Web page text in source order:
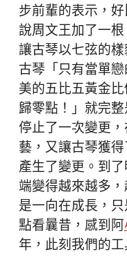
步前輩的表示，
說周文王加了一
讓古琴以七弦的
古琴「只有當單
美的五比五黃金
歸零點！」就完
停止了一次變更
藝，又讓古琴獲
產生了變更。到
端變得越來越多
是一向在成長，
點看曩昔，感到阿
年，此刻我們的